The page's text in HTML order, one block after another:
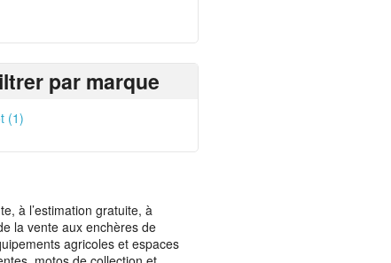
par marque
(1)
à l’estimation gratuite, à
la vente aux enchères de
agricoles et espaces